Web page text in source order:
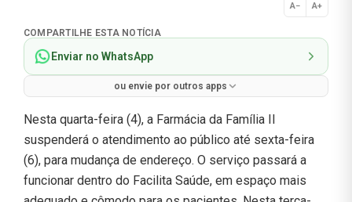
A− A+
Normal
COMPARTILHE ESTA NOTÍCIA
Enviar no WhatsApp
ou envie por outros apps
Nesta quarta-feira (4), a Farmácia da Família II
suspenderá o atendimento ao público até sexta-feira
(6), para mudança de endereço. O serviço passará a
funcionar dentro do Facilita Saúde, em espaço mais